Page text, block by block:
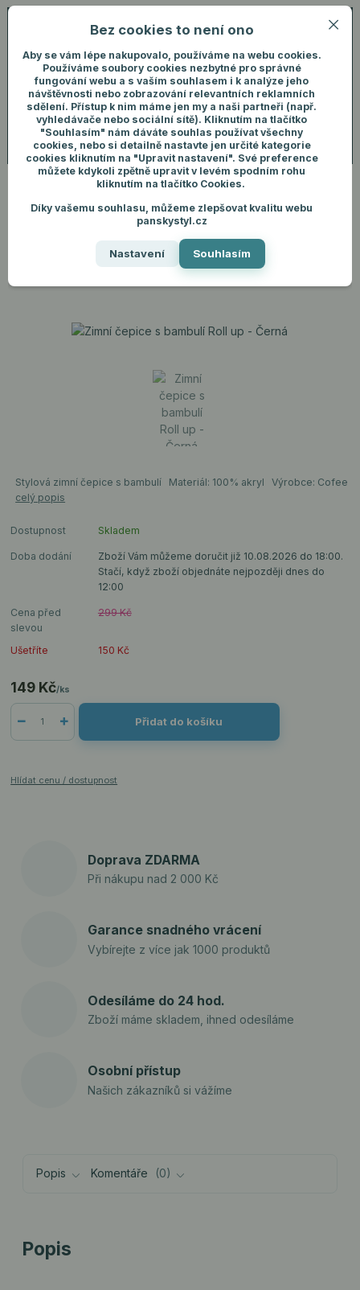
Menu
+420 731 292 460
Přihlášení
Hledat
ks
Úvod Pánské doplňky Čepice Zimní čepice s bambulí Roll up - Černá
Zimní čepice s bambulí Roll up
Stylová zimní čepice s bambulí Materiál: 100% akryl Výrobce: Cofee
celý popis
Dostupnost Skladem
Doba dodání
Zboží Vám můžeme doručit již 10.08.2026 do 18:00.
Stačí, když zboží objednáte nejpozději dnes do
12:00
Cena před
slevou
299 Kč
Ušetříte 150 Kč
149 Kč/ks
Přidat do košíku
Hlídat cenu / dostupnost
Doprava ZDARMA
Při nákupu nad 2 000 Kč
Garance snadného vrácení
Vybírejte z více jak 1000 produktů
Odesíláme do 24 hod.
Zboží máme skladem, ihned odesíláme
Osobní přístup
Našich zákazníků si vážíme
Popis Komentáře 0
Popis
Bez cookies to není ono
Aby se vám lépe nakupovalo, používáme na webu cookies.
Používáme soubory cookies nezbytné pro správné
fungování webu a s vaším souhlasem i k analýze jeho
návštěvnosti nebo zobrazování relevantních reklamních
sdělení. Přístup k nim máme jen my a naši partneři (např.
vyhledávače nebo sociální sítě). Kliknutím na tlačítko
"Souhlasím" nám dáváte souhlas používat všechny
cookies, nebo si detailně nastavte jen určité kategorie
cookies kliknutím na "Upravit nastavení". Své preference
můžete kdykoli zpětně upravit v levém spodním rohu
kliknutím na tlačítko Cookies.
Díky vašemu souhlasu, můžeme zlepšovat kvalitu webu
panskystyl.cz
Nastavení Souhlasím